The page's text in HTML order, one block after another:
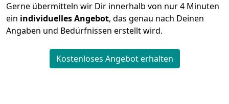
Gerne übermitteln wir Dir innerhalb von nur4 Minuten
ein individuelles Angebot, das genau nach Deinen
Angaben und Bedürfnissen erstellt wird.
Kostenloses Angebot erhalten